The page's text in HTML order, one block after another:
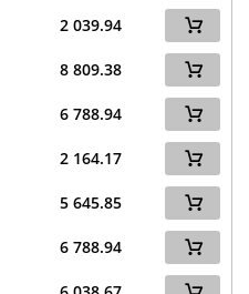
2 039.94
8 809.38
6 788.94
2 164.17
5 645.85
6 788.94